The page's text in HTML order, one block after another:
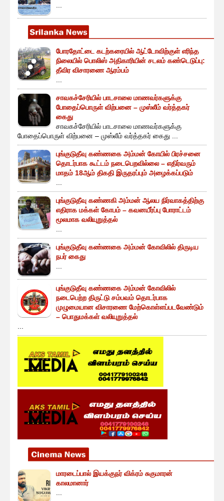
...
போரதோட்டை கடற்கரையில் ஆட்டோவிற்குள் எரிந்த
நிலையில் பொலிஸ் அதிகாரியின் சடலம் கண்டெடுப்பு:
தீவிர விசாரணை ஆரம்பம்
...
சாவகச்சேரியில் பாடசாலை மாணவர்களுக்கு
போதைப்பொருள் விற்பனை – முஸ்லீம் வர்த்தகர்
கைது
சாவகச்சேரியில் பாடசாலை மாணவர்களுக்கு
போதைப்பொருள் விற்பனை – முஸ்லீம் வர்த்தகர் கைது ...
புங்குடுதீவு கண்ணகை அம்மன் கோயில் பிரச்சனை
தொடர்பாக கூட்டம் நடைபெறவில்லை – எதிர்வரும்
மாதம் 18ஆம் திகதி இருதரப்பும் அழைக்கப்படும்
...
புங்குடுதீவு கண்ணகி அம்மன் ஆலய நிர்வாகத்திற்கு
எதிராக மக்கள் கோபம் – கவனயீர்ப்பு போராட்டம்
மூலமாக வலியுறுத்தல்
...
புங்குடுதீவு கண்ணகை அம்மன் கோவிலில் திருடிய
நபர் கைது
...
புங்குடுதீவு கண்ணகை அம்மன் கோவிலில்
நடைபெற்ற திருட்டு சம்பவம் தொடர்பாக
முழுமையான விசாரணை மேற்கொள்ளப்படவேண்டும்
– பொதுமக்கள் வலியுறுத்தல்
...
மாரடைப்பால் இயக்குநர் விக்ரம் சுகுமாரன்
காலமானார்
...